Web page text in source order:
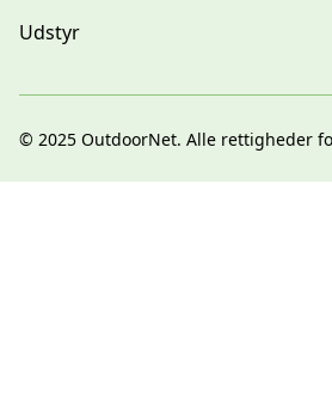
Udstyr
© 2025 OutdoorNet. Alle rettigheder